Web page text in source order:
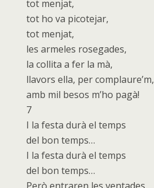
tot menjat,
tot ho va picotejar,
tot menjat,
les armeles rosegades,
la collita a fer la mà,
llavors ella, per complaure’m,
amb mil besos m’ho pagà!
7
I la festa durà el temps
del bon temps…
I la festa durà el temps
del bon temps…